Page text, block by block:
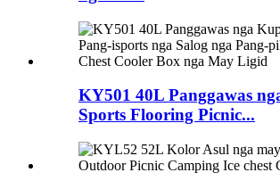
KY501 40L Panggawas
Sports Flooring Picnic...